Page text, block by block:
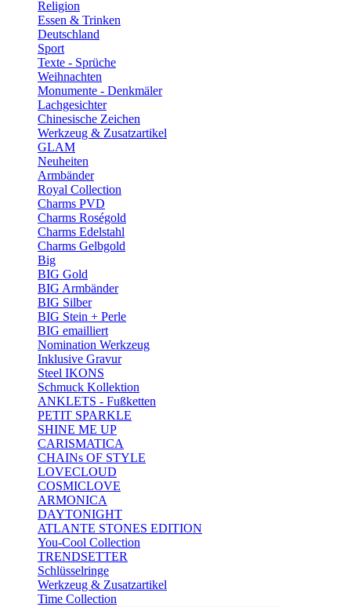
Religion
Essen & Trinken
Deutschland
Sport
Texte - Sprüche
Weihnachten
Monumente - Denkmäler
Lachgesichter
Chinesische Zeichen
Werkzeug & Zusatzartikel
GLAM
Neuheiten
Armbänder
Royal Collection
Charms PVD
Charms Roségold
Charms Edelstahl
Charms Gelbgold
Big
BIG Gold
BIG Armbänder
BIG Silber
BIG Stein + Perle
BIG emailliert
Nomination Werkzeug
Inklusive Gravur
Steel IKONS
Schmuck Kollektion
ANKLETS - Fußketten
PETIT SPARKLE
SHINE ME UP
CARISMATICA
CHAINs OF STYLE
LOVECLOUD
COSMICLOVE
ARMONICA
DAYTONIGHT
ATLANTE STONES EDITION
You-Cool Collection
TRENDSETTER
Schlüsselringe
Werkzeug & Zusatzartikel
Time Collection